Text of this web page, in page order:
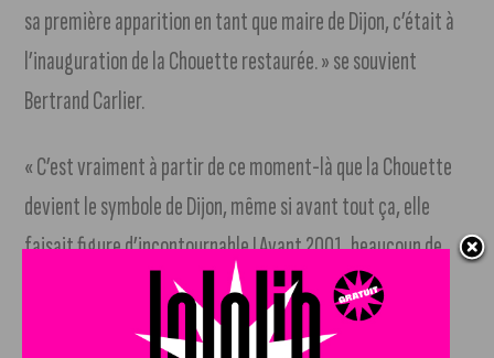
sa première apparition en tant que maire de Dijon, c’était à
l’inauguration de la Chouette restaurée. » se souvient
Bertrand Carlier.
« C’est vraiment à partir de ce moment-là que la Chouette
devient le symbole de Dijon, même si avant tout ça, elle
faisait figure d’incontournable ! Avant 2001, beaucoup de
touristes se déplaçaient jusqu’à elle pour l’observer, la
toucher de la main gauche pour qu’elle nous porte